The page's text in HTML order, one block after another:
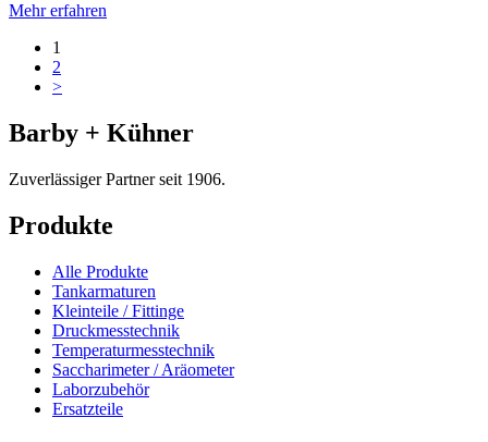
Mehr erfahren
1
2
>
Barby + Kühner
Zuverlässiger Partner seit 1906.
Produkte
Alle Produkte
Tankarmaturen
Kleinteile / Fittinge
Druckmesstechnik
Temperaturmesstechnik
Saccharimeter / Aräometer
Laborzubehör
Ersatzteile